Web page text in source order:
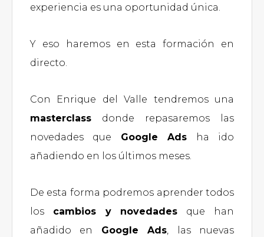
experiencia es una oportunidad única.
Y eso haremos en esta formación en
directo.
Con Enrique del Valle tendremos una
masterclass donde repasaremos las
novedades que Google Ads ha ido
añadiendo en los últimos meses.
De esta forma podremos aprender todos
los cambios y novedades que han
añadido en Google Ads, las nuevas